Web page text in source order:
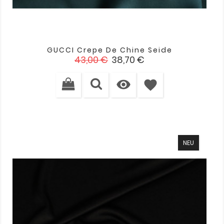
GUCCI Crepe De Chine Seide
Verkaufspreis
43,00 € Preis
38,70 €
 favorite
NEU